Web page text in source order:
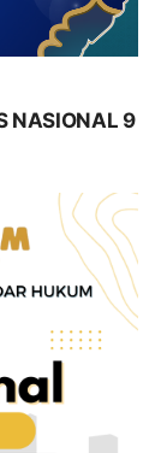
NASIONAL 9